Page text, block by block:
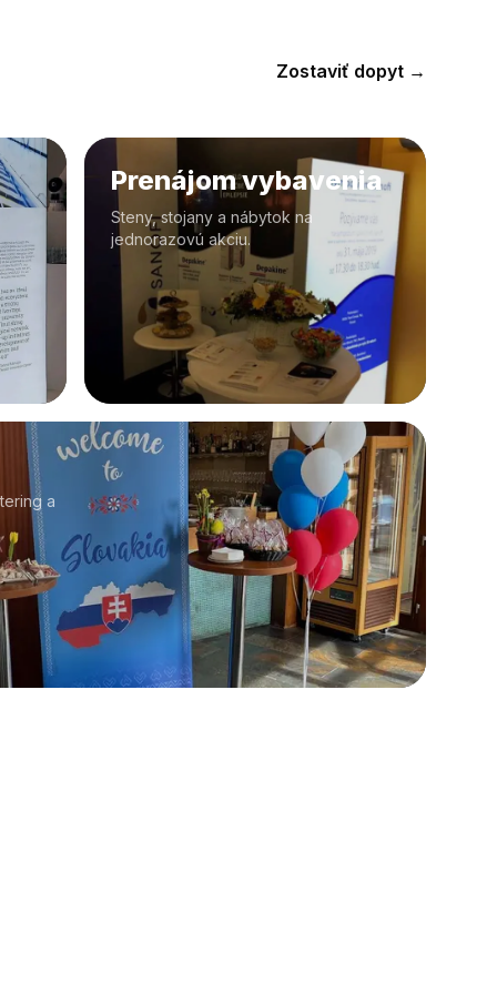
Zostaviť dopyt →
Prenájom vybavenia
Steny, stojany a nábytok na
jednorazovú akciu.
a